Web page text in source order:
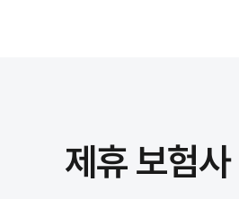
제휴 보험사